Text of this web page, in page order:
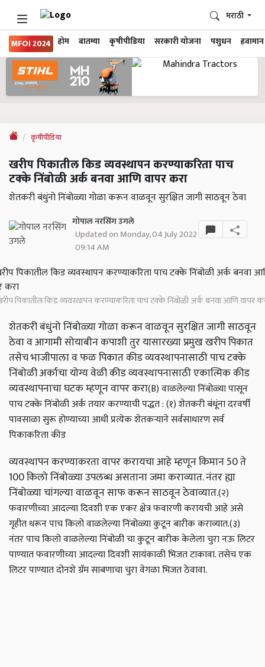
MFOI 2024 होम बातम्या कृषीपीडिया सरकारी योजना पशुधन हवामान
मराठी
कृषीपीडिया
खरीप पिकातील किड व्यवस्थापन करण्याकरिता पाच
टक्के निंबोळी अर्क बनवा आणि वापर करा
शेतकरी बंधुंनो निंबोळ्या गोळा करून वाळवून सुरक्षित जागी साठवून ठेवा
गोपाल नरसिंग उगले
Updated on Monday, 04 July 2022
09:14 AM
पिकातील किड व्यवस्थापन करण्याकरिता पाच टक्के निंबोळी अर्क बनवा आणि वापर
शेतकरी बंधुंनो निंबोळ्या गोळा करून वाळवून सुरक्षित जागी साठवून
ठेवा व आगामी सोयाबीन कपाशी तुर यासारख्या प्रमुख खरीप पिकात
तसेच भाजीपाला व फळ पिकात कीड व्यवस्थापनासाठी पाच टक्के
निंबोळी अर्काचा योग्य वेळी कीड व्यवस्थापनासाठी एकात्मिक कीड
व्यवस्थापनाचा घटक म्हणून वापर करा(B) वाळलेल्या निंबोळ्या पासून
पाच टक्के निंबोळी अर्क तयार करण्याची पद्धत : (१) शेतकरी बंधूंना दरवर्षी
पावसाळा सुरू होण्याच्या आधी प्रत्येक शेतकऱ्याने सर्वसाधारण सर्व
पिकाकरिता कीड
व्यवस्थापन करण्याकरता वापर करायचा आहे म्हणून किमान 50 ते
100 किलो निंबोळ्या उपलब्ध असताना जमा कराव्यात. नंतर ह्या
निंबोळ्या चांगल्या वाळवून साफ करून साठवून ठेवाव्यात.(२)
फवारणीच्या आदल्या दिवशी एक एकर क्षेत्र फवारणी करायची आहे असे
गृहीत धरून पाच किलो वाळलेल्या निंबोळ्या कुटून बारीक कराव्यात.(३)
नंतर पाच किलो वाळलेल्या निंबोळी चा कुटून बारीक केलेला चुरा नऊ लिटर
पाण्यात फवारणीच्या आदल्या दिवशी सायंकाळी भिजत टाकावा. तसेच एक
लिटर पाण्यात दोनशे ग्रॅम साबणाचा चुरा वेगळा भिजत ठेवावा.